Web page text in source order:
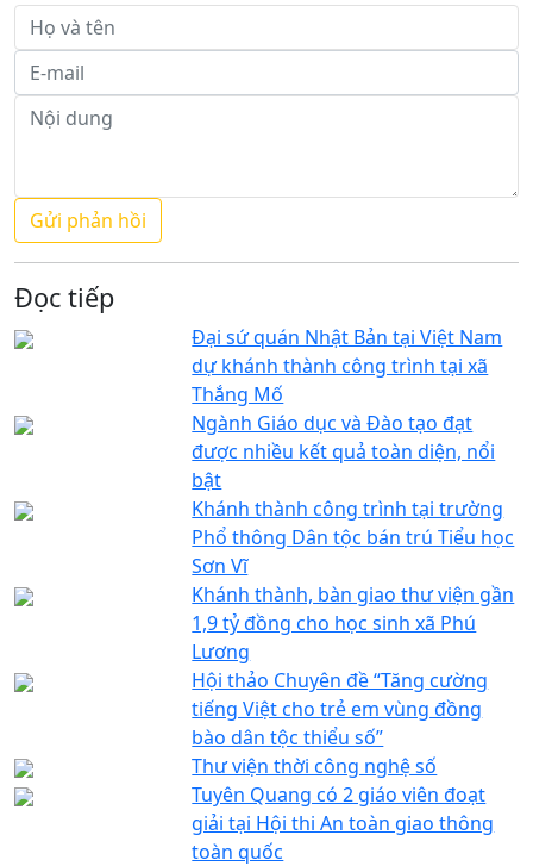
Đọc tiếp
Đại sứ quán Nhật Bản tại Việt Nam
dự khánh thành công trình tại xã
Thắng Mố
Ngành Giáo dục và Đào tạo đạt
được nhiều kết quả toàn diện, nổi
bật
Khánh thành công trình tại trường
Phổ thông Dân tộc bán trú Tiểu học
Sơn Vĩ
Khánh thành, bàn giao thư viện gần
1,9 tỷ đồng cho học sinh xã Phú
Lương
Hội thảo Chuyên đề “Tăng cường
tiếng Việt cho trẻ em vùng đồng
bào dân tộc thiểu số”
Thư viện thời công nghệ số
Tuyên Quang có 2 giáo viên đoạt
giải tại Hội thi An toàn giao thông
toàn quốc